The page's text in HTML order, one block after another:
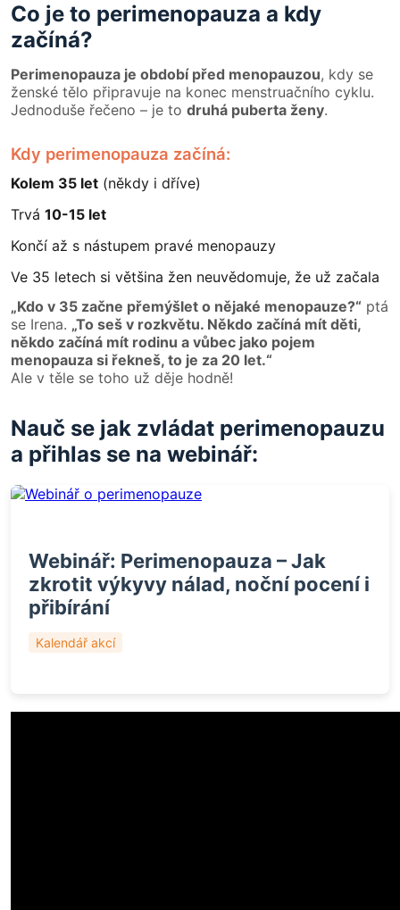
Co je to perimenopauza a kdy
začíná?
Perimenopauza je období před menopauzou, kdy se
ženské tělo připravuje na konec menstruačního cyklu.
Jednoduše řečeno – je to druhá puberta ženy.
Kdy perimenopauza začíná:
Kolem 35 let (někdy i dříve)
Trvá 10-15 let
Končí až s nástupem pravé menopauzy
Ve 35 letech si většina žen neuvědomuje, že už začala
„Kdo v 35 začne přemýšlet o nějaké menopauze?“ ptá
se Irena. „To seš v rozkvětu. Někdo začíná mít děti,
někdo začíná mít rodinu a vůbec jako pojem
menopauza si řekneš, to je za 20 let.“
Ale v těle se toho už děje hodně!
Nauč se jak zvládat perimenopauzu
a přihlas se na webinář:
Webinář: Perimenopauza – Jak
zkrotit výkyvy nálad, noční pocení i
přibírání
Kalendář akcí